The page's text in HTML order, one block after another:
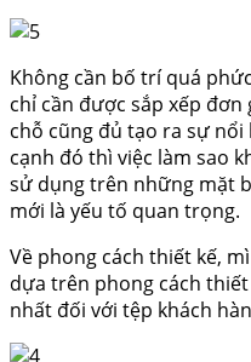
Không cần bố trí quá
chỉ cần được sắp xếp
chỗ cũng đủ tạo ra sự
cạnh đó thì việc làm sao
sử dụng trên những mặt
mới là yếu tố quan trọng.
Về phong cách thiết kế,
dựa trên phong cách
nhất đối với tệp khách